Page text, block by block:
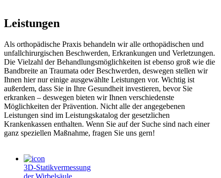
Leistungen
Als orthopädische Praxis behandeln wir alle orthopädischen und
unfallchirurgischen Beschwerden, Erkrankungen und Verletzungen.
Die Vielzahl der Behandlungsmöglichkeiten ist ebenso groß wie die
Bandbreite an Traumata oder Beschwerden, deswegen stellen wir
Ihnen hier nur einige ausgewählte Leistungen vor. Wichtig ist
außerdem, dass Sie in Ihre Gesundheit investieren, bevor Sie
erkranken – deswegen bieten wir Ihnen verschiedenste
Möglichkeiten der Prävention. Nicht alle der angegebenen
Leistungen sind im Leistungskatalog der gesetzlichen
Krankenkassen enthalten. Wenn Sie auf der Suche sind nach einer
ganz speziellen Maßnahme, fragen Sie uns gern!
3D-Statikvermessung
der Wirbelsäule